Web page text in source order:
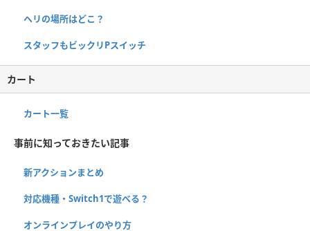
ヘリの場所はどこ？
スタッフもビックリPスイッチ
カート
カート一覧
事前に知っておきたい記事
新アクションまとめ
対応機種・Switch1で遊べる？
オンラインプレイのやり方